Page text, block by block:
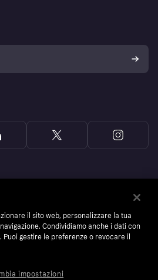
il sito web, personalizzare la tua
Condividiamo anche i dati con
gestire le preferenze o revocare il
impostazioni